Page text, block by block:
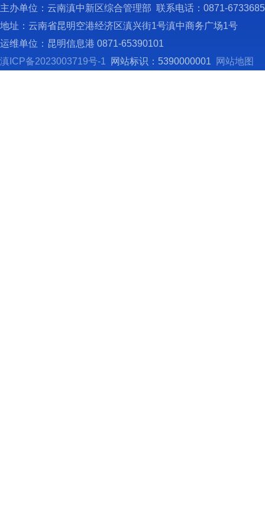
主办单位：云南滇中新区综合管理部 联系电话：0871-
地址：云南省昆明空港经济区滇兴街1号滇中商务广场1号
运维单位：昆明信息港 0871-65390101
滇ICP备2023003719号-1
网站标识：5390000001 网站地图